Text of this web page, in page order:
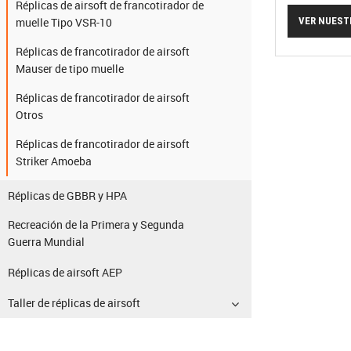
Réplicas de airsoft de francotirador de
muelle Tipo VSR-10
Réplicas de francotirador de airsoft
Mauser de tipo muelle
Réplicas de francotirador de airsoft
Otros
Réplicas de francotirador de airsoft
Striker Amoeba
Réplicas de GBBR y HPA
Recreación de la Primera y Segunda
Guerra Mundial
Réplicas de airsoft AEP
Taller de réplicas de airsoft
VER